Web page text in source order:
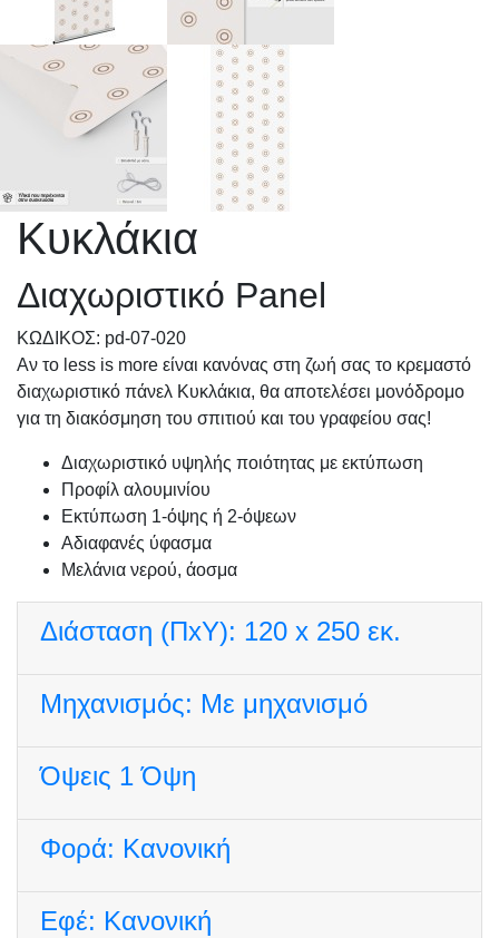
Κυκλάκια
Διαχωριστικό Panel
KΩΔΙΚΟΣ: pd-07-020
Αν το less is more είναι κανόνας στη ζωή σας το κρεμαστό
διαχωριστικό πάνελ Κυκλάκια, θα αποτελέσει μονόδρομο
για τη διακόσμηση του σπιτιού και του γραφείου σας!
Διαχωριστικό υψηλής ποιότητας με εκτύπωση
Προφίλ αλουμινίου
Εκτύπωση 1-όψης ή 2-όψεων
Αδιαφανές ύφασμα
Μελάνια νερού, άοσμα
Διάσταση (ΠxΥ): 120 x 250 εκ.
Μηχανισμός: Με μηχανισμό
Όψεις 1 Όψη
Φορά: Κανονική
Εφέ: Κανονική